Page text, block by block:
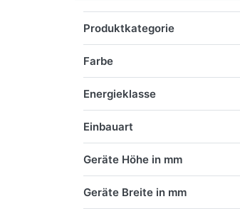
Produktkategorie
Farbe
Energieklasse
Einbauart
Geräte Höhe in mm
Geräte Breite in mm